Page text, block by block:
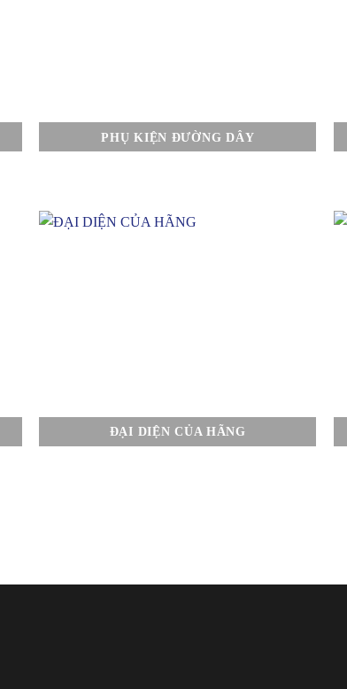
PHỤ KIỆN ĐƯỜNG DÂY
ĐẠI DIỆN CỦA HÃNG